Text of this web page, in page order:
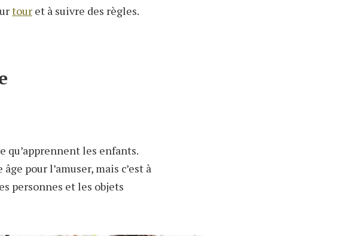
tour et à suivre des règles.
les enfants.
pour l’amuser, mais c’est à
personnes et les objets